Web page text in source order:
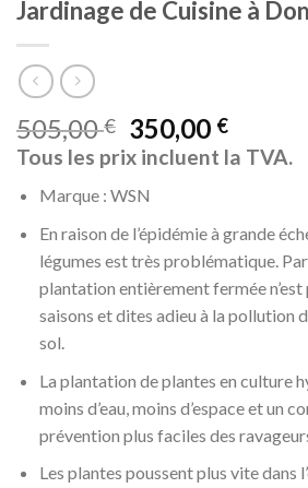
Jardinage de Cuisine à
505,00€ 350,00 €
Tous les prix incluent la TVA.
Marque : WSN
En raison de l’épidémie à grande
légumes est très problématique.
plantation entièrement fermée n’est
saisons et dites adieu à la pollution
sol.
La plantation de plantes en culture
moins d’eau, moins d’espace et un
prévention plus faciles des
Les plantes poussent plus vite dans